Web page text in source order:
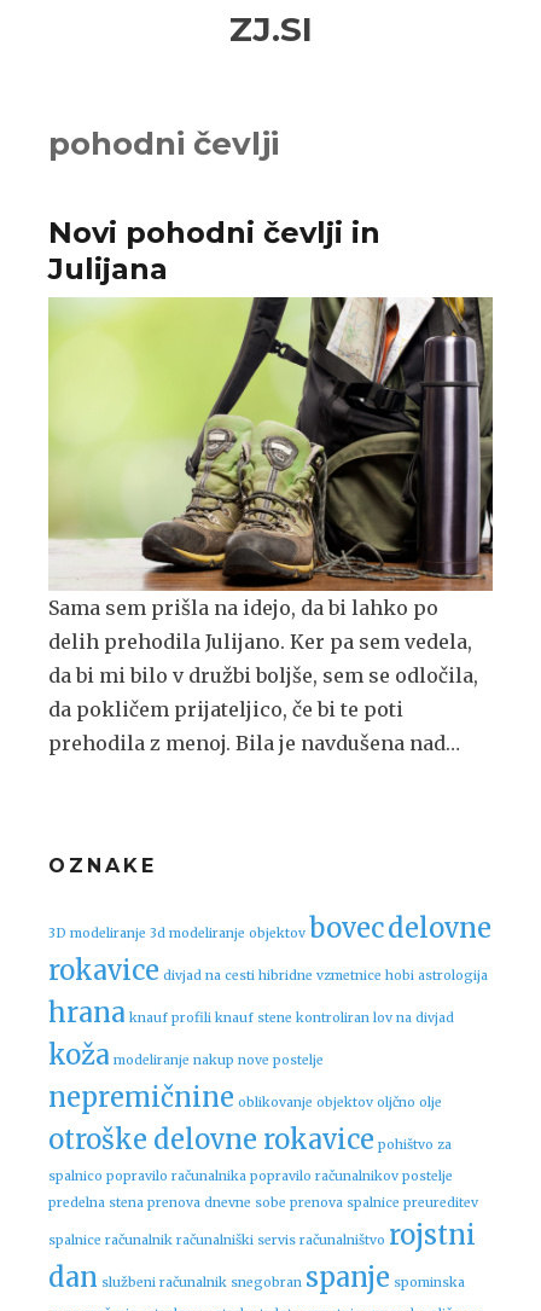
ZJ.SI
pohodni čevlji
Novi pohodni čevlji in
Julijana
Sama sem prišla na idejo, da bi lahko po
delih prehodila Julijano. Ker pa sem vedela,
da bi mi bilo v družbi boljše, sem se odločila,
da pokličem prijateljico, če bi te poti
prehodila z menoj. Bila je navdušena nad…
OZNAKE
3D modeliranje 3d modeliranje objektov bovecdelovne
rokavice divjad na cesti hibridne vzmetnice hobi astrologija
hrana knauf profili knauf stene kontroliran lov na divjad
koža modeliranje nakup nove postelje
nepremičnine oblikovanje objektov oljčno olje
otroške delovne rokavice pohištvo za
spalnico popravilo računalnika popravilo računalnikov postelje
predelna stena prenova dnevne sobe prenova spalnice preureditev
spalnice računalnik računalniški servis računalništvo rojstni
dan službeni računalnik snegobran spanje spominska